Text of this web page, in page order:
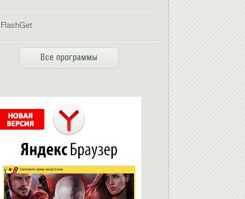
FlashGet
Все программы